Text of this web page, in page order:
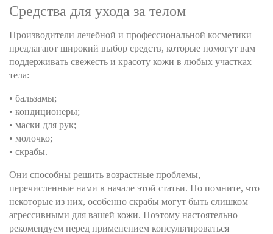
Средства для ухода за телом
Производители лечебной и профессиональной косметики
предлагают широкий выбор средств, которые помогут вам
поддерживать свежесть и красоту кожи в любых участках
тела:
• бальзамы;
• кондиционеры;
• маски для рук;
• молочко;
• скрабы.
Они способны решить возрастные проблемы,
перечисленные нами в начале этой статьи. Но помните, что
некоторые из них, особенно скрабы могут быть слишком
агрессивными для вашей кожи. Поэтому настоятельно
рекомендуем перед применением консультироваться